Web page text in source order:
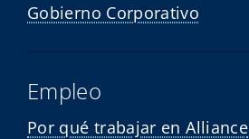
Gobierno Corporativo
Empleo
Por qué trabajar en Alliance